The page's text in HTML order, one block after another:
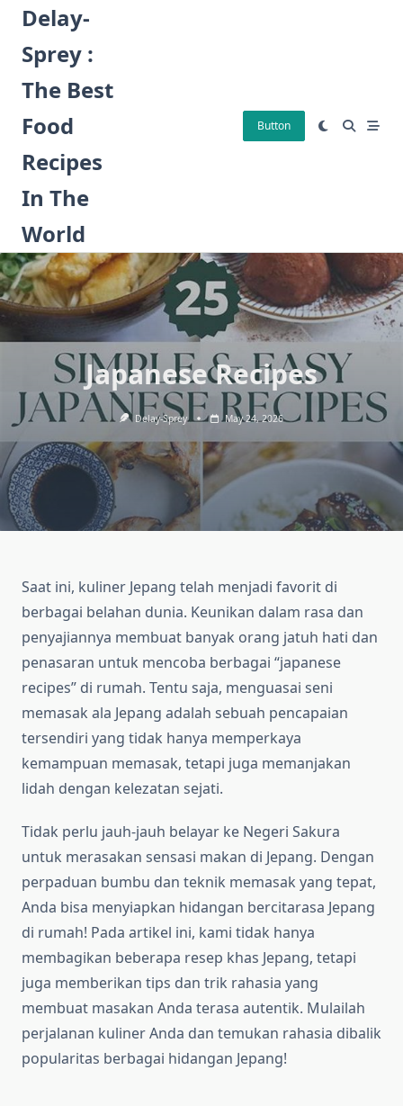
Skip
content
Delay-
Sprey :
The Best
Food
Recipes
In The
World
Button
Japanese Recipes
Delay-Sprey May 24, 2026
Saat ini, kuliner Jepang telah menjadi favorit di
berbagai belahan dunia. Keunikan dalam rasa dan
penyajiannya membuat banyak orang jatuh hati dan
penasaran untuk mencoba berbagai “japanese
recipes” di rumah. Tentu saja, menguasai seni
memasak ala Jepang adalah sebuah pencapaian
tersendiri yang tidak hanya memperkaya
kemampuan memasak, tetapi juga memanjakan
lidah dengan kelezatan sejati.
Tidak perlu jauh-jauh belayar ke Negeri Sakura
untuk merasakan sensasi makan di Jepang. Dengan
perpaduan bumbu dan teknik memasak yang tepat,
Anda bisa menyiapkan hidangan bercitarasa Jepang
di rumah! Pada artikel ini, kami tidak hanya
membagikan beberapa resep khas Jepang, tetapi
juga memberikan tips dan trik rahasia yang
membuat masakan Anda terasa autentik. Mulailah
perjalanan kuliner Anda dan temukan rahasia dibalik
popularitas berbagai hidangan Jepang!